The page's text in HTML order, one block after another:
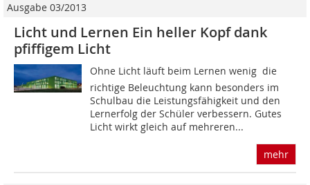
Ausgabe 03/2013
Licht und Lernen Ein heller Kopf dank
pfiffigem Licht
Ohne Licht läuft beim Lernen wenig  die
richtige Beleuchtung kann besonders im
Schulbau die Leistungsfähigkeit und den
Lernerfolg der Schüler verbessern. Gutes
Licht wirkt gleich auf mehreren...
mehr